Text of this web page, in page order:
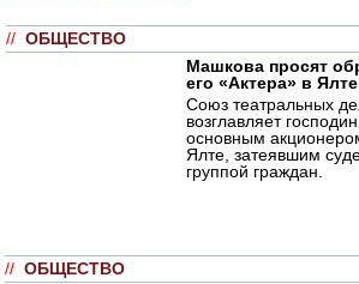
// ОБЩЕСТВО
Машкова просят
его «Актера» в Ялте
Союз театральных
возглавляет
основным
Ялте, затеявшим
группой граждан.
// ОБЩЕСТВО